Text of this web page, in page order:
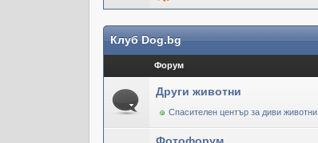
Клуб Dog.bg
Форум
Други животни
Спасителен център за диви животни